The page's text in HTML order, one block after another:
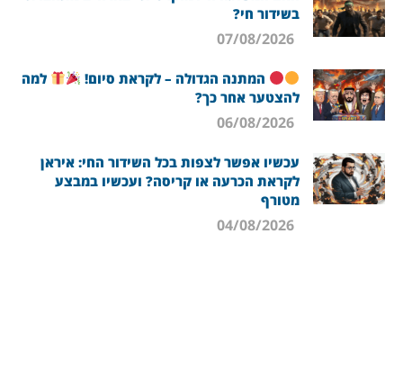
בשידור חי?
המתנה הגדולה – לקראת סיום!
למה
להצטער אחר כך?
עכשיו אפשר לצפות בכל השידור החי: איראן
לקראת הכרעה או קריסה? ועכשיו במבצע
מטורף